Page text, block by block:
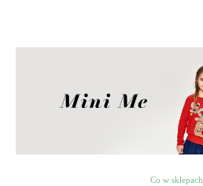
Co w sklepach